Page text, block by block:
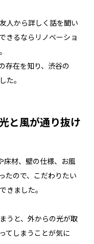
人から詳しく話を聞い
きるならリノベーショ
存在を知り、渋谷の
た。
と風が通り抜け
床材、壁の仕様、お風
たので、こだわりたい
きました。
うと、外からの光が取
てしまうことが気に